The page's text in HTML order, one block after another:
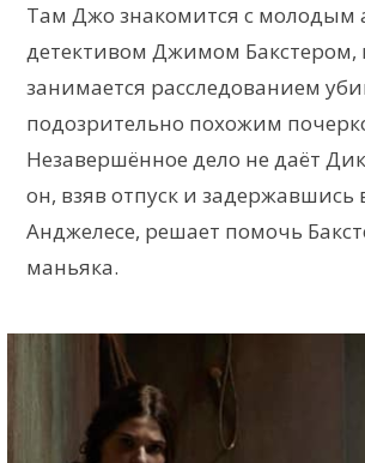
Там Джо знакомится с
детективом Джимом Бакстером,
занимается расследованием
подозрительно похожим
Незавершённое дело не даёт
он, взяв отпуск и задержавшись
Анджелесе, решает помочь
маньяка.